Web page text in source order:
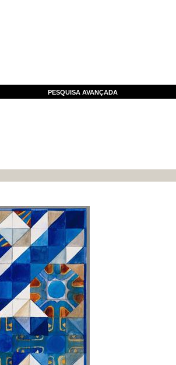
PESQUISA AVANÇADA